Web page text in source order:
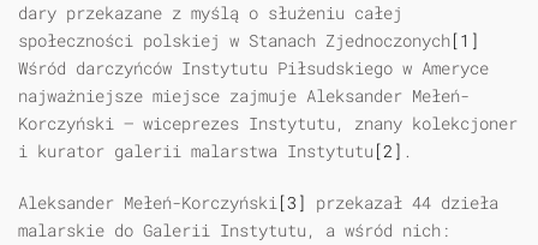
dary przekazane z myślą o służeniu całej
społeczności polskiej w Stanach Zjednoczonych[1]
Wśród darczyńców Instytutu Piłsudskiego w Ameryce
najważniejsze miejsce zajmuje Aleksander Mełeń-
Korczyński — wiceprezes Instytutu, znany kolekcjoner
i kurator galerii malarstwa Instytutu [2] .
Aleksander Mełeń-Korczyński[3] przekazał 44 dzieła
malarskie do Galerii Instytutu, a wśród nich: